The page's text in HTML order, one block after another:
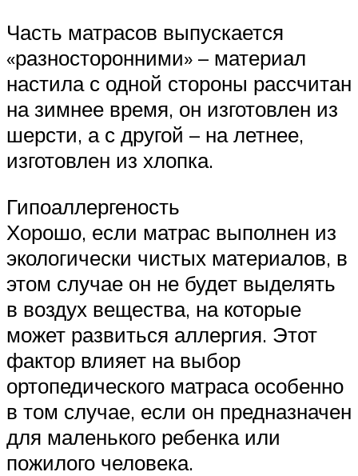
Часть матрасов выпускается
«разносторонними» – материал
настила с одной стороны рассчитан
на зимнее время, он изготовлен из
шерсти, а с другой – на летнее,
изготовлен из хлопка.
Гипоаллергеность
Хорошо, если матрас выполнен из
экологически чистых материалов, в
этом случае он не будет выделять
в воздух вещества, на которые
может развиться аллергия. Этот
фактор влияет на выбор
ортопедического матраса особенно
в том случае, если он предназначен
для маленького ребенка или
пожилого человека.